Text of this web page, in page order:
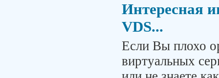
Интересная
VDS...
Если Вы плохо
виртуальных